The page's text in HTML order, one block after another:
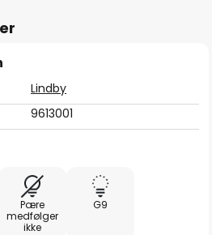
Lindby
9613001
Pære
medfølger
ikke
G9